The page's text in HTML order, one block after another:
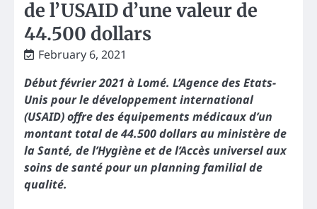
de l’USAID d’une valeur de
44.500 dollars
February 6, 2021
Début février 2021 à Lomé. L’Agence des Etats-
Unis pour le développement international
(USAID) offre des équipements médicaux d’un
montant total de 44.500 dollars au ministère de
la Santé, de l’Hygiène et de l’Accès universel aux
soins de santé pour un planning familial de
qualité.